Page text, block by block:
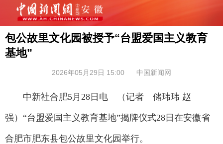
包公故里文化园被授予“台盟爱国主义教育
基地”
2026年05月29日 15:00 中国新闻网
中新社合肥5月28日电 （记者 储玮玮 赵
强）“台盟爱国主义教育基地”揭牌仪式28日在安徽省
合肥市肥东县包公故里文化园举行。